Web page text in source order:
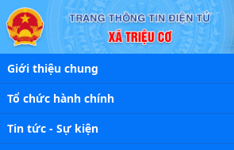
Chi tiết tin - Xã Triệu Cơ
Giới thiệu chung
Tổ chức hành chính
Tin tức - Sự kiện